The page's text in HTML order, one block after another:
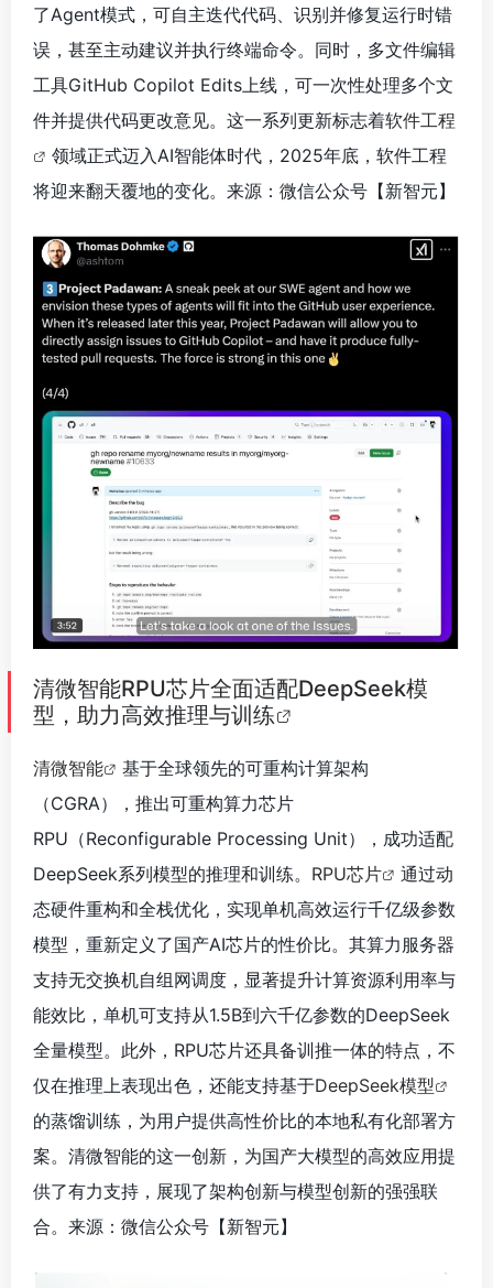
了Agent模式，可自主迭代代码、识别并修复运行时错
误，甚至主动建议并执行终端命令。同时，多文件编辑
工具GitHub Copilot Edits上线，可一次性处理多个文
件并提供代码更改意见。这一系列更新标志着软件工程
领域正式迈入AI智能体时代，2025年底，软件工程
将迎来翻天覆地的变化。来源：微信公众号【新智元】
清微智能RPU芯片全面适配DeepSeek模
型，助力高效推理与训练
清微智能
基于全球领先的可重构计算架构
（CGRA），推出可重构算力芯片
RPU（Reconfigurable Processing Unit），成功适配
DeepSeek系列模型的推理和训练。 RPU芯片
通过动
态硬件重构和全栈优化，实现单机高效运行千亿级参数
模型，重新定义了国产AI芯片的性价比。其算力服务器
支持无交换机自组网调度，显著提升计算资源利用率与
能效比，单机可支持从1.5B到六千亿参数的DeepSeek
全量模型。此外，RPU芯片还具备训推一体的特点，不
仅在推理上表现出色，还能支持基于DeepSeek模型
的蒸馏训练，为用户提供高性价比的本地私有化部署方
案。清微智能的这一创新，为国产大模型的高效应用提
供了有力支持，展现了架构创新与模型创新的强强联
合。来源：微信公众号【新智元】